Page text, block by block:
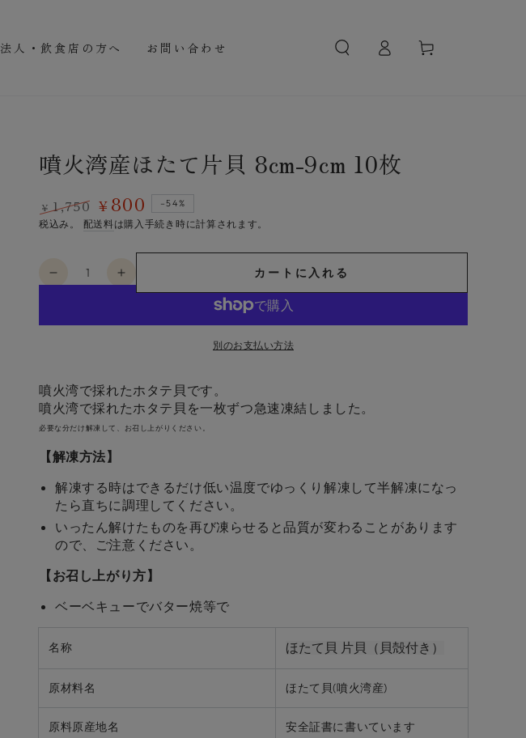
法人・飲食店の方へ お問い合わせ
イ
ー
噴火湾産ほたて片貝 8cm-9cm 10枚
定
¥ 1,750
特
¥ 800 –54%
税込み。 配送料 は購入手続き時に計算されます。
数
噴
て
片
貝
8cm-
10
枚
の
数
を
減
す
噴
て
片
貝
10
枚
の
数
を
増
カートに入れる
別のお支払い方法
噴火湾で採れたホタテ貝です。
噴火湾で採れたホタテ貝を一枚ずつ急速凍結しました。
必要な分だけ解凍して、お召し上がりください。
【解凍方法】
解凍する時はできるだけ低い温度でゆっくり解凍して半解凍になっ
たら直ちに調理してください。
いったん解けたものを再び凍らせると品質が変わることがあります
ので、ご注意ください。
【お召し上がり方】
ベーベキューでバター焼等で
名称 ほたて貝 片貝（貝殻付き）
原材料名 ほたて貝(噴火湾産)
原料原産地名 安全証書に書いています